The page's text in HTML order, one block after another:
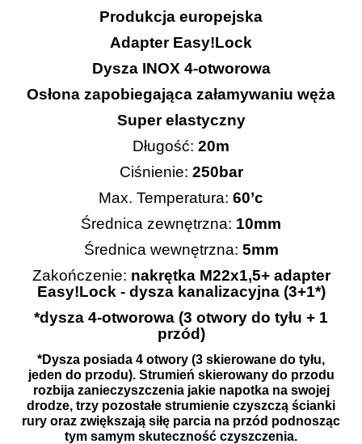
Produkcja europejska
Adapter Easy!Lock
Dysza INOX 4-otworowa
Osłona zapobiegająca załamywaniu węża
Super elastyczny
Długość: 20m
Ciśnienie: 250bar
Max. Temperatura: 60’c
Średnica zewnętrzna: 10mm
Średnica wewnętrzna: 5mm
Zakończenie: nakrętka M22x1,5+ adapter
Easy!Lock - dysza kanalizacyjna (3+1*)
*dysza 4-otworowa (3 otwory do tyłu + 1
przód)
*Dysza posiada 4 otwory (3 skierowane do tyłu,
jeden do przodu). Strumień skierowany do przodu
rozbija zanieczyszczenia jakie napotka na swojej
drodze, trzy pozostałe strumienie czyszczą ścianki
rury oraz zwiększają siłę parcia na przód podnosząc
tym samym skuteczność czyszczenia.